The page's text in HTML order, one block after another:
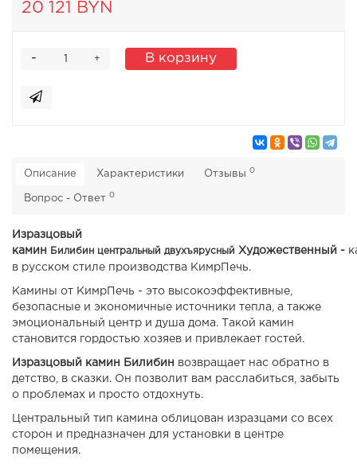
20 121 BYN
+
- В корзину
Описание Характеристики Отзывы 0
Вопрос - Ответ 0
Изразцовый
камин
Билибин центральный двухъярусный Художественный -
в русском стиле производства КимрПечь.
Камины от КимрПечь - это высокоэффективные,
безопасные и экономичные источники тепла, а также
эмоциональный центр и душа дома. Такой камин
становится гордостью хозяев и привлекает гостей.
Изразцовый камин Билибин
возвращает нас обратно в
детство, в сказки. Он позволит вам расслабиться, забыть
о проблемах и просто отдохнуть.
Центральный тип камина облицован изразцами со всех
сторон и предназначен для установки в центре
помещения.